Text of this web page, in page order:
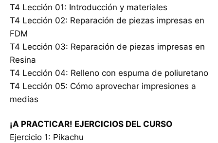
T4 Lección 01: Introducción y materiales
T4 Lección 02: Reparación de piezas impresas en
FDM
T4 Lección 03: Reparación de piezas impresas en
Resina
T4 Lección 04: Relleno con espuma de poliuretano
T4 Lección 05: Cómo aprovechar impresiones a
medias
¡A PRACTICAR! EJERCICIOS DEL CURSO
Ejercicio 1: Pikachu